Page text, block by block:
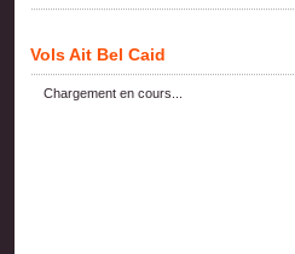
Vols Ait Bel Caid
Chargement en cours...